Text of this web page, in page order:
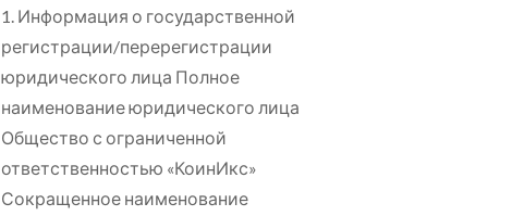
1. Информация о государственной
регистрации/перерегистрации
юридического лица Полное
наименование юридического лица
Общество с ограниченной
ответственностью «КоинИкс»
Сокращенное наименование